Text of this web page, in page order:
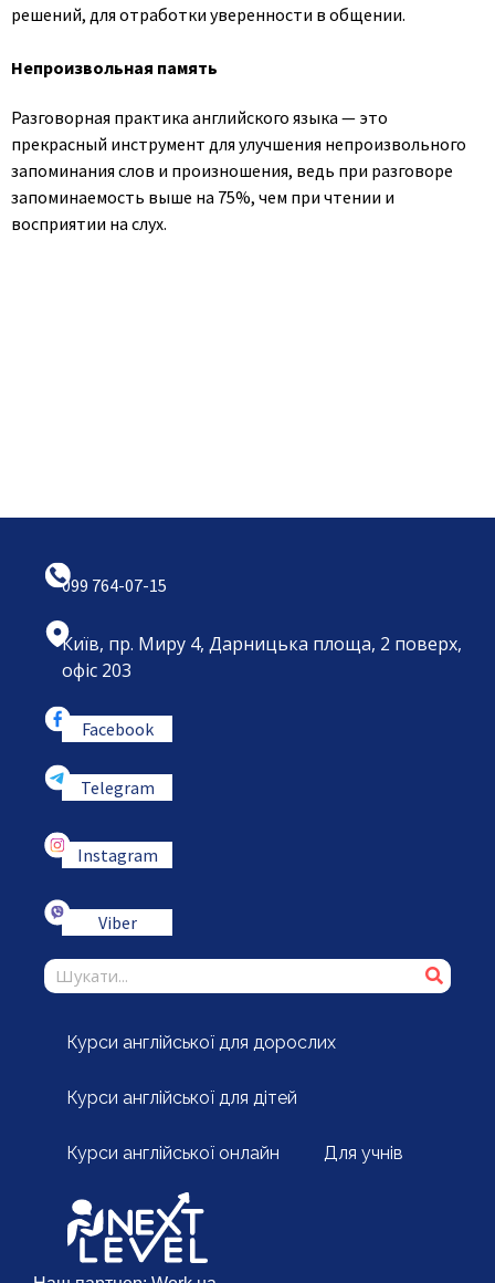
решений, для отработки уверенности в общении.
Непроизвольная память
Разговорная практика английского языка — это
прекрасный инструмент для улучшения непроизвольного
запоминания слов и произношения, ведь при разговоре
запоминаемость выше на 75%, чем при чтении и
восприятии на слух.
099 764-07-15
Київ, пр. Миру 4, Дарницька площа, 2 поверх,
офіс 203
Facebook
Telegram
Instagram
Viber
Курси англійської для дорослих
Курси англійської для дітей
Курси англійської онлайн Для учнів